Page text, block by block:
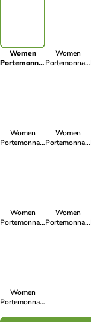
Women
Portemonnaie
Women
Portemonnaie
Women
Portemonnaie
Women
Portemonnaie
Women
Portemonnaie
Women
Portemonnaie
Women
Portemonnaie